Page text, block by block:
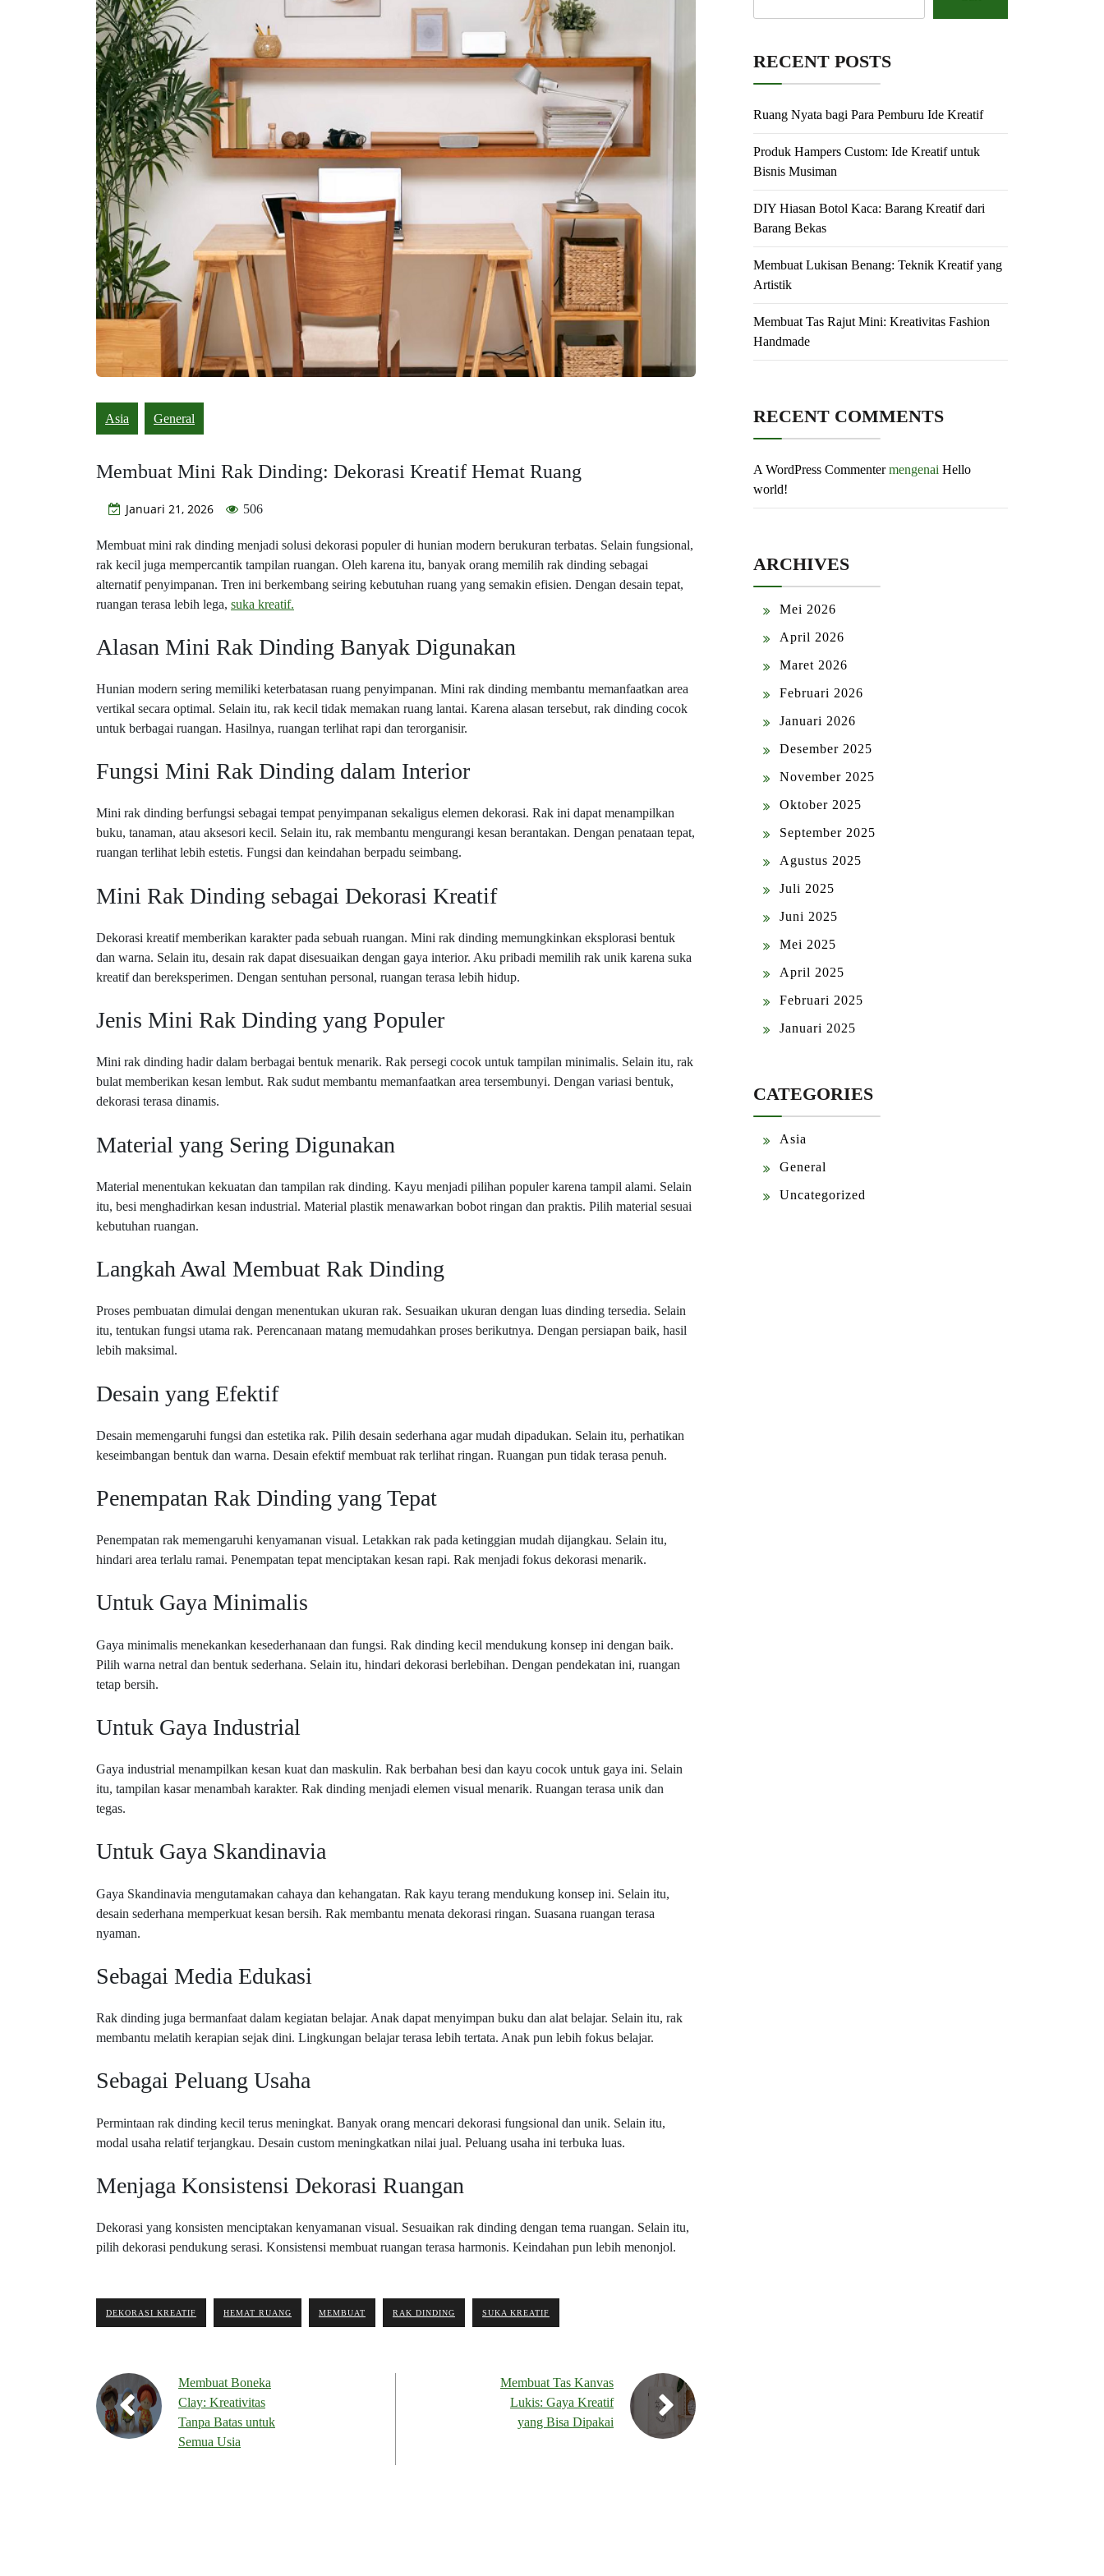
Asia General
Membuat Mini Rak Dinding: Dekorasi Kreatif Hemat Ruang
Januari 21, 2026 506
Membuat mini rak dinding menjadi solusi dekorasi populer di hunian modern berukuran terbatas. Selain fungsional,
rak kecil juga mempercantik tampilan ruangan. Oleh karena itu, banyak orang memilih rak dinding sebagai
alternatif penyimpanan. Tren ini berkembang seiring kebutuhan ruang yang semakin efisien. Dengan desain tepat,
ruangan terasa lebih lega, suka kreatif.
Alasan Mini Rak Dinding Banyak Digunakan
Hunian modern sering memiliki keterbatasan ruang penyimpanan. Mini rak dinding membantu memanfaatkan area
vertikal secara optimal. Selain itu, rak kecil tidak memakan ruang lantai. Karena alasan tersebut, rak dinding cocok
untuk berbagai ruangan. Hasilnya, ruangan terlihat rapi dan terorganisir.
Fungsi Mini Rak Dinding dalam Interior
Mini rak dinding berfungsi sebagai tempat penyimpanan sekaligus elemen dekorasi. Rak ini dapat menampilkan
buku, tanaman, atau aksesori kecil. Selain itu, rak membantu mengurangi kesan berantakan. Dengan penataan tepat,
ruangan terlihat lebih estetis. Fungsi dan keindahan berpadu seimbang.
Mini Rak Dinding sebagai Dekorasi Kreatif
Dekorasi kreatif memberikan karakter pada sebuah ruangan. Mini rak dinding memungkinkan eksplorasi bentuk
dan warna. Selain itu, desain rak dapat disesuaikan dengan gaya interior. Aku pribadi memilih rak unik karena suka
kreatif dan bereksperimen. Dengan sentuhan personal, ruangan terasa lebih hidup.
Jenis Mini Rak Dinding yang Populer
Mini rak dinding hadir dalam berbagai bentuk menarik. Rak persegi cocok untuk tampilan minimalis. Selain itu, rak
bulat memberikan kesan lembut. Rak sudut membantu memanfaatkan area tersembunyi. Dengan variasi bentuk,
dekorasi terasa dinamis.
Material yang Sering Digunakan
Material menentukan kekuatan dan tampilan rak dinding. Kayu menjadi pilihan populer karena tampil alami. Selain
itu, besi menghadirkan kesan industrial. Material plastik menawarkan bobot ringan dan praktis. Pilih material sesuai
kebutuhan ruangan.
Langkah Awal Membuat Rak Dinding
Proses pembuatan dimulai dengan menentukan ukuran rak. Sesuaikan ukuran dengan luas dinding tersedia. Selain
itu, tentukan fungsi utama rak. Perencanaan matang memudahkan proses berikutnya. Dengan persiapan baik, hasil
lebih maksimal.
Desain yang Efektif
Desain memengaruhi fungsi dan estetika rak. Pilih desain sederhana agar mudah dipadukan. Selain itu, perhatikan
keseimbangan bentuk dan warna. Desain efektif membuat rak terlihat ringan. Ruangan pun tidak terasa penuh.
Penempatan Rak Dinding yang Tepat
Penempatan rak memengaruhi kenyamanan visual. Letakkan rak pada ketinggian mudah dijangkau. Selain itu,
hindari area terlalu ramai. Penempatan tepat menciptakan kesan rapi. Rak menjadi fokus dekorasi menarik.
Untuk Gaya Minimalis
Gaya minimalis menekankan kesederhanaan dan fungsi. Rak dinding kecil mendukung konsep ini dengan baik.
Pilih warna netral dan bentuk sederhana. Selain itu, hindari dekorasi berlebihan. Dengan pendekatan ini, ruangan
tetap bersih.
Untuk Gaya Industrial
Gaya industrial menampilkan kesan kuat dan maskulin. Rak berbahan besi dan kayu cocok untuk gaya ini. Selain
itu, tampilan kasar menambah karakter. Rak dinding menjadi elemen visual menarik. Ruangan terasa unik dan
tegas.
Untuk Gaya Skandinavia
Gaya Skandinavia mengutamakan cahaya dan kehangatan. Rak kayu terang mendukung konsep ini. Selain itu,
desain sederhana memperkuat kesan bersih. Rak membantu menata dekorasi ringan. Suasana ruangan terasa
nyaman.
Sebagai Media Edukasi
Rak dinding juga bermanfaat dalam kegiatan belajar. Anak dapat menyimpan buku dan alat belajar. Selain itu, rak
membantu melatih kerapian sejak dini. Lingkungan belajar terasa lebih tertata. Anak pun lebih fokus belajar.
Sebagai Peluang Usaha
Permintaan rak dinding kecil terus meningkat. Banyak orang mencari dekorasi fungsional dan unik. Selain itu,
modal usaha relatif terjangkau. Desain custom meningkatkan nilai jual. Peluang usaha ini terbuka luas.
Menjaga Konsistensi Dekorasi Ruangan
Dekorasi yang konsisten menciptakan kenyamanan visual. Sesuaikan rak dinding dengan tema ruangan. Selain itu,
pilih dekorasi pendukung serasi. Konsistensi membuat ruangan terasa harmonis. Keindahan pun lebih menonjol.
DEKORASI KREATIF HEMAT RUANG MEMBUAT RAK DINDING SUKA KREATIF
Membuat Boneka
Clay: Kreativitas
Tanpa Batas untuk
Semua Usia
Membuat Tas Kanvas
Lukis: Gaya Kreatif
yang Bisa Dipakai
RECENT POSTS
Ruang Nyata bagi Para Pemburu Ide Kreatif
Produk Hampers Custom: Ide Kreatif untuk
Bisnis Musiman
DIY Hiasan Botol Kaca: Barang Kreatif dari
Barang Bekas
Membuat Lukisan Benang: Teknik Kreatif yang
Artistik
Membuat Tas Rajut Mini: Kreativitas Fashion
Handmade
RECENT COMMENTS
A WordPress Commentermengenai Hello
world!
ARCHIVES
Mei 2026
April 2026
Maret 2026
Februari 2026
Januari 2026
Desember 2025
November 2025
Oktober 2025
September 2025
Agustus 2025
Juli 2025
Juni 2025
Mei 2025
April 2025
Februari 2025
Januari 2025
CATEGORIES
Asia
General
Uncategorized